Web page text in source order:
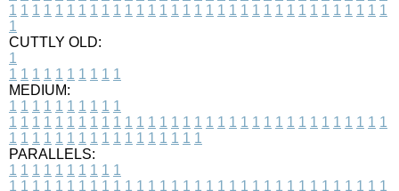
1 1 1 1 1 1 1 1 1 1 1 1 1 1 1 1 1 1 1 1 1 1 1 1 1 1 1 1 1 1 1 1 1
1
CUTTLY OLD:
1
1 1 1 1 1 1 1 1 1 1
MEDIUM:
1 1 1 1 1 1 1 1 1 1
1 1 1 1 1 1 1 1 1 1 1 1 1 1 1 1 1 1 1 1 1 1 1 1 1 1 1 1 1 1 1 1 1
1 1 1 1 1 1 1 1 1 1 1 1 1 1 1 1 1
PARALLELS:
1 1 1 1 1 1 1 1 1 1
1 1 1 1 1 1 1 1 1 1 1 1 1 1 1 1 1 1 1 1 1 1 1 1 1 1 1 1 1 1 1 1 1